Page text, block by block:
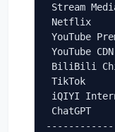
Stream
Netflix
YouTube
YouTube
BiliBili
TikTok
iQIYI
ChatGPT